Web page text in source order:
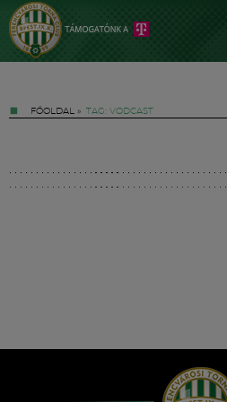
FŐOLDAL » TAG: VODCAST
Hírek